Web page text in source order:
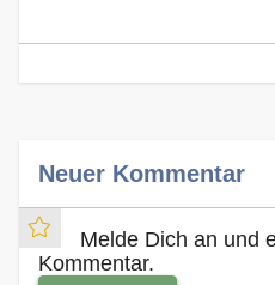
Neuer Kommentar
Melde Dich an und
Kommentar.